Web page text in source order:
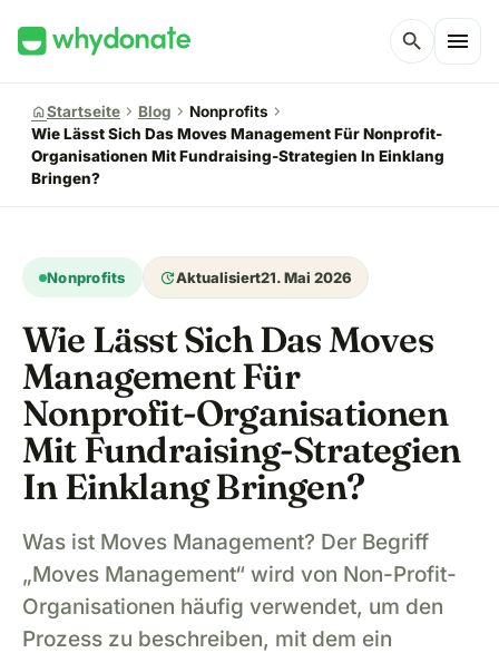
search menu
homeStartseite chevron_right Blog chevron_right Nonprofits chevron_right
Wie Lässt Sich Das Moves Management Für Nonprofit-
Organisationen Mit Fundraising-Strategien In Einklang
Bringen?
Nonprofits updateAktualisiert21. Mai 2026
Wie Lässt Sich Das Moves
Management Für
Nonprofit-Organisationen
Mit Fundraising-Strategien
In Einklang Bringen?
Was ist Moves Management? Der Begriff
„Moves Management“ wird von Non-Profit-
Organisationen häufig verwendet, um den
Prozess zu beschreiben, mit dem ein